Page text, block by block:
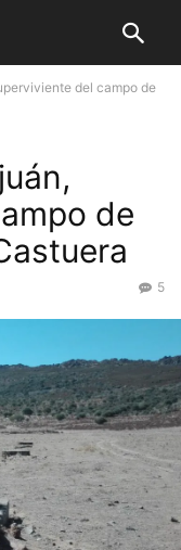
del campo de
de
5